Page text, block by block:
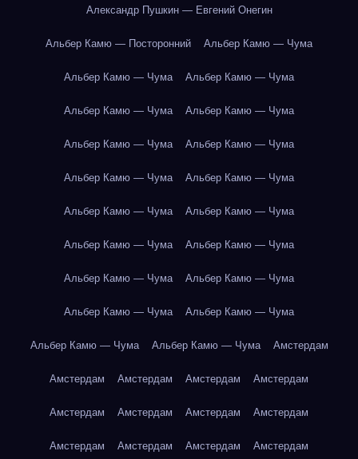
Александр Пушкин — Евгений Онегин
Альбер Камю — Посторонний Альбер Камю — Чума
Альбер Камю — Чума Альбер Камю — Чума
Альбер Камю — Чума Альбер Камю — Чума
Альбер Камю — Чума Альбер Камю — Чума
Альбер Камю — Чума Альбер Камю — Чума
Альбер Камю — Чума Альбер Камю — Чума
Альбер Камю — Чума Альбер Камю — Чума
Альбер Камю — Чума Альбер Камю — Чума
Альбер Камю — Чума Альбер Камю — Чума
Альбер Камю — Чума Альбер Камю — Чума Амстердам
Амстердам Амстердам Амстердам Амстердам
Амстердам Амстердам Амстердам Амстердам
Амстердам Амстердам Амстердам Амстердам